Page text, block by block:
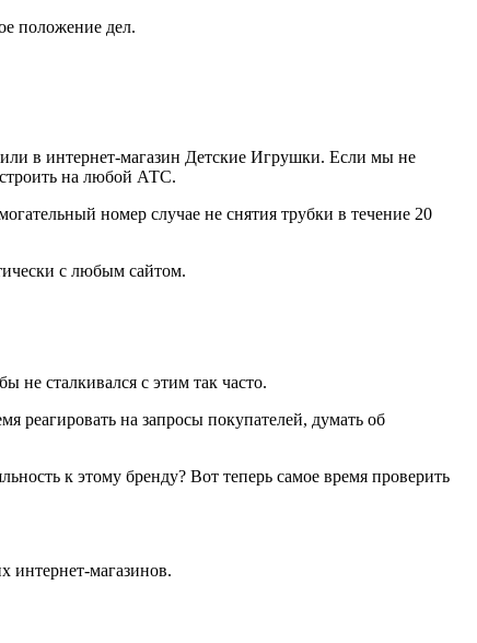
положение дел.
в интернет-магазин Детские Игрушки. Если мы не
на любой АТС.
номер случае не снятия трубки в течение 20
с любым сайтом.
не сталкивался с этим так часто.
реагировать на запросы покупателей, думать об
к этому бренду? Вот теперь самое время проверить
интернет-магазинов.